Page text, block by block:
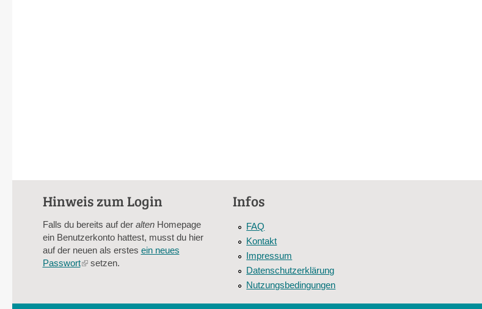
Hinweis zum Login
Falls du bereits auf der altenHomepage
ein Benutzerkonto hattest, musst du hier
auf der neuen als erstes ein neues
Passwort(linksetzen.
Infos
FAQ
Kontakt
Impressum
Datenschutzerklärung
Nutzungsbedingungen